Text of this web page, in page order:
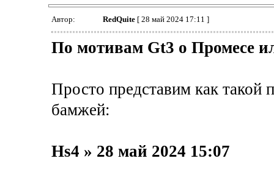
Автор: RedQuite[ 28 май 2024 17:11 ]
По мотивам Gt3 о Промесе
Просто представим как такой
бамжей:
Hs4 » 28 май 2024 15:07